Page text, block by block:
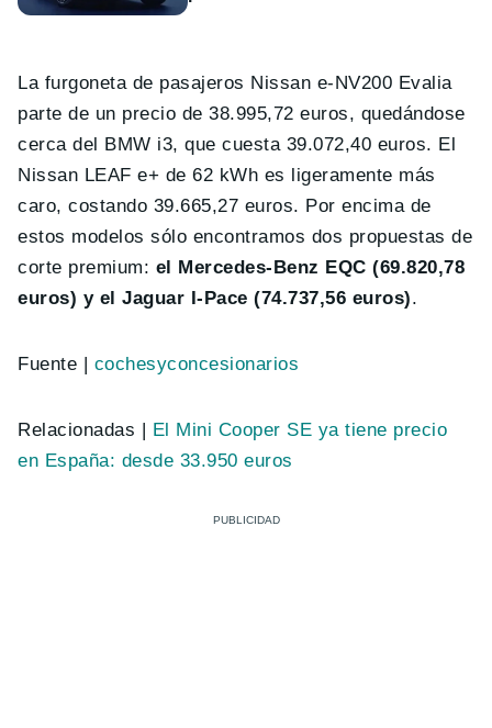
La furgoneta de pasajeros Nissan e-NV200 Evalia
parte de un precio de 38.995,72 euros, quedándose
cerca del BMW i3, que cuesta 39.072,40 euros. El
Nissan LEAF e+ de 62 kWh es ligeramente más
caro, costando 39.665,27 euros. Por encima de
estos modelos sólo encontramos dos propuestas de
corte premium: el Mercedes-Benz EQC (69.820,78
euros) y el Jaguar I-Pace (74.737,56 euros).
Fuente | cochesyconcesionarios
Relacionadas | El Mini Cooper SE ya tiene precio
en España: desde 33.950 euros